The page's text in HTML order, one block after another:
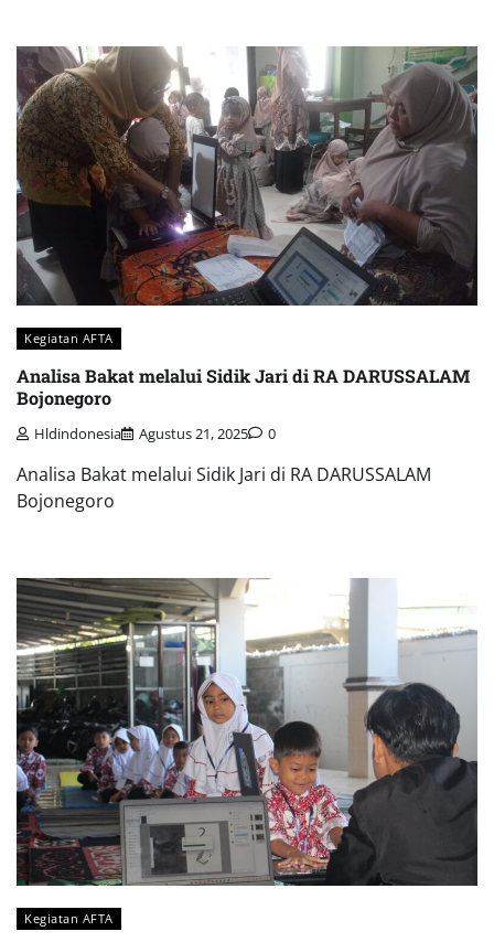
Kegiatan AFTA
Analisa Bakat melalui Sidik Jari di RA DARUSSALAM
Bojonegoro
Hldindonesia Agustus 21, 2025 0
Analisa Bakat melalui Sidik Jari di RA DARUSSALAM
Bojonegoro
Kegiatan AFTA